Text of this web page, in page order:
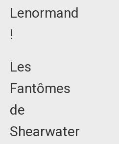
Lenormand
!
Les
Fantômes
de
Shearwater